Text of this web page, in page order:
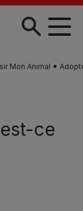
Mon Animal
ce